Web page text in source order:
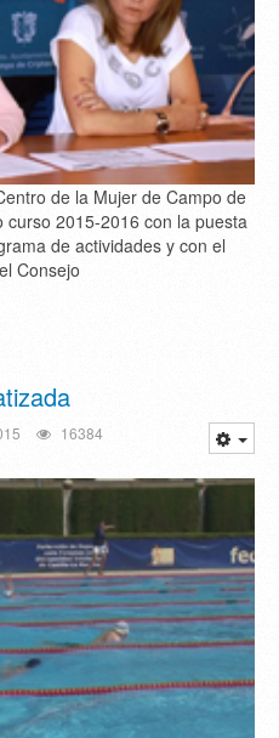
de la Mujer de Campo de
2015-2016 con la puesta
de actividades y con el
Consejo
16384